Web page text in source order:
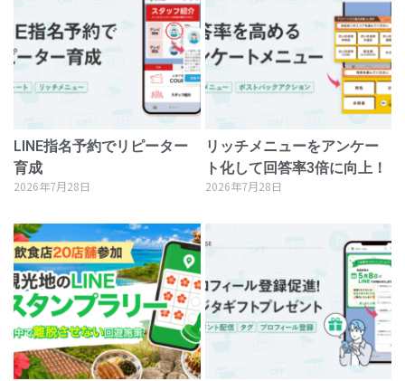
LINE指名予約でリピーター
育成
2026年7月28日
リッチメニューをアンケー
ト化して回答率3倍に向上！
2026年7月28日